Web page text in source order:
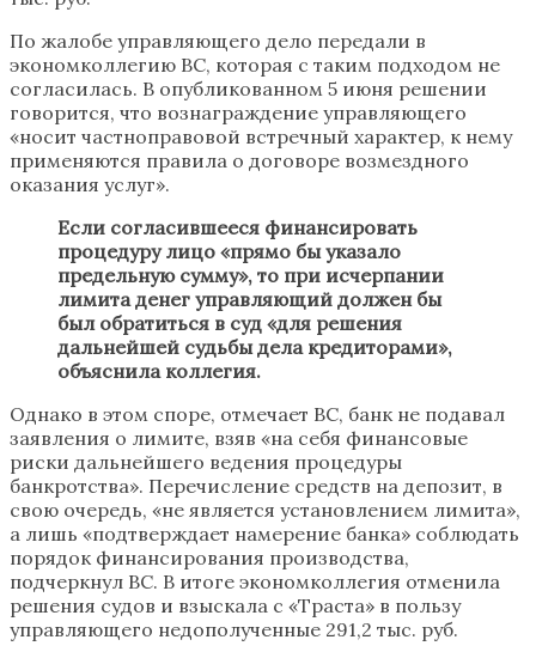
По жалобе управляющего дело передали в
экономколлегию ВС, которая с таким подходом не
согласилась. В опубликованном 5 июня решении
говорится, что вознаграждение управляющего
«носит частноправовой встречный характер, к нему
применяются правила о договоре возмездного
оказания услуг».
Если согласившееся финансировать
процедуру лицо «прямо бы указало
предельную сумму», то при исчерпании
лимита денег управляющий должен бы
был обратиться в суд «для решения
дальнейшей судьбы дела кредиторами»,
объяснила коллегия.
Однако в этом споре, отмечает ВС, банк не подавал
заявления о лимите, взяв «на себя финансовые
риски дальнейшего ведения процедуры
банкротства». Перечисление средств на депозит, в
свою очередь, «не является установлением лимита»,
а лишь «подтверждает намерение банка» соблюдать
порядок финансирования производства,
подчеркнул ВС. В итоге экономколлегия отменила
решения судов и взыскала с «Траста» в пользу
управляющего недополученные 291,2 тыс. руб.